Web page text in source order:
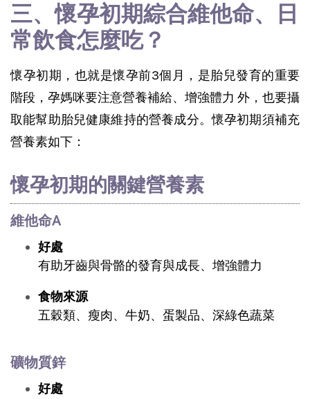
三、懷孕初期綜合維他命、日
常飲食怎麼吃？
懷孕初期，也就是懷孕前3個月，是胎兒發育的重要
階段 ，孕媽咪要注意營養補給、增強體力 外，也要攝
取能幫助胎兒健康維持的營養成分。懷孕初期須補充
營養素如下：
懷孕初期的關鍵營養素
維他命A
好處
有助牙齒與骨骼的發育與成長、增強體力
食物來源
五穀類、瘦肉、牛奶、蛋製品、深綠色蔬菜
礦物質鋅
好處